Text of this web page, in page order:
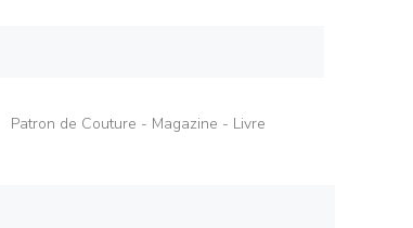
Patron de Couture - Magazine - Livre